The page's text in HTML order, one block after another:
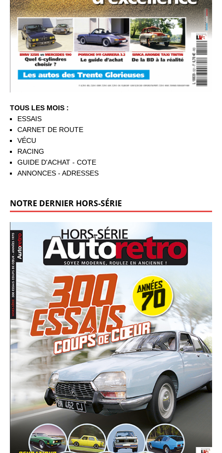
TOUS LES MOIS :
ESSAIS
CARNET DE ROUTE
VÉCU
RACING
GUIDE D'ACHAT - COTE
ANNONCES - ADRESSES
NOTRE DERNIER HORS-SÉRIE